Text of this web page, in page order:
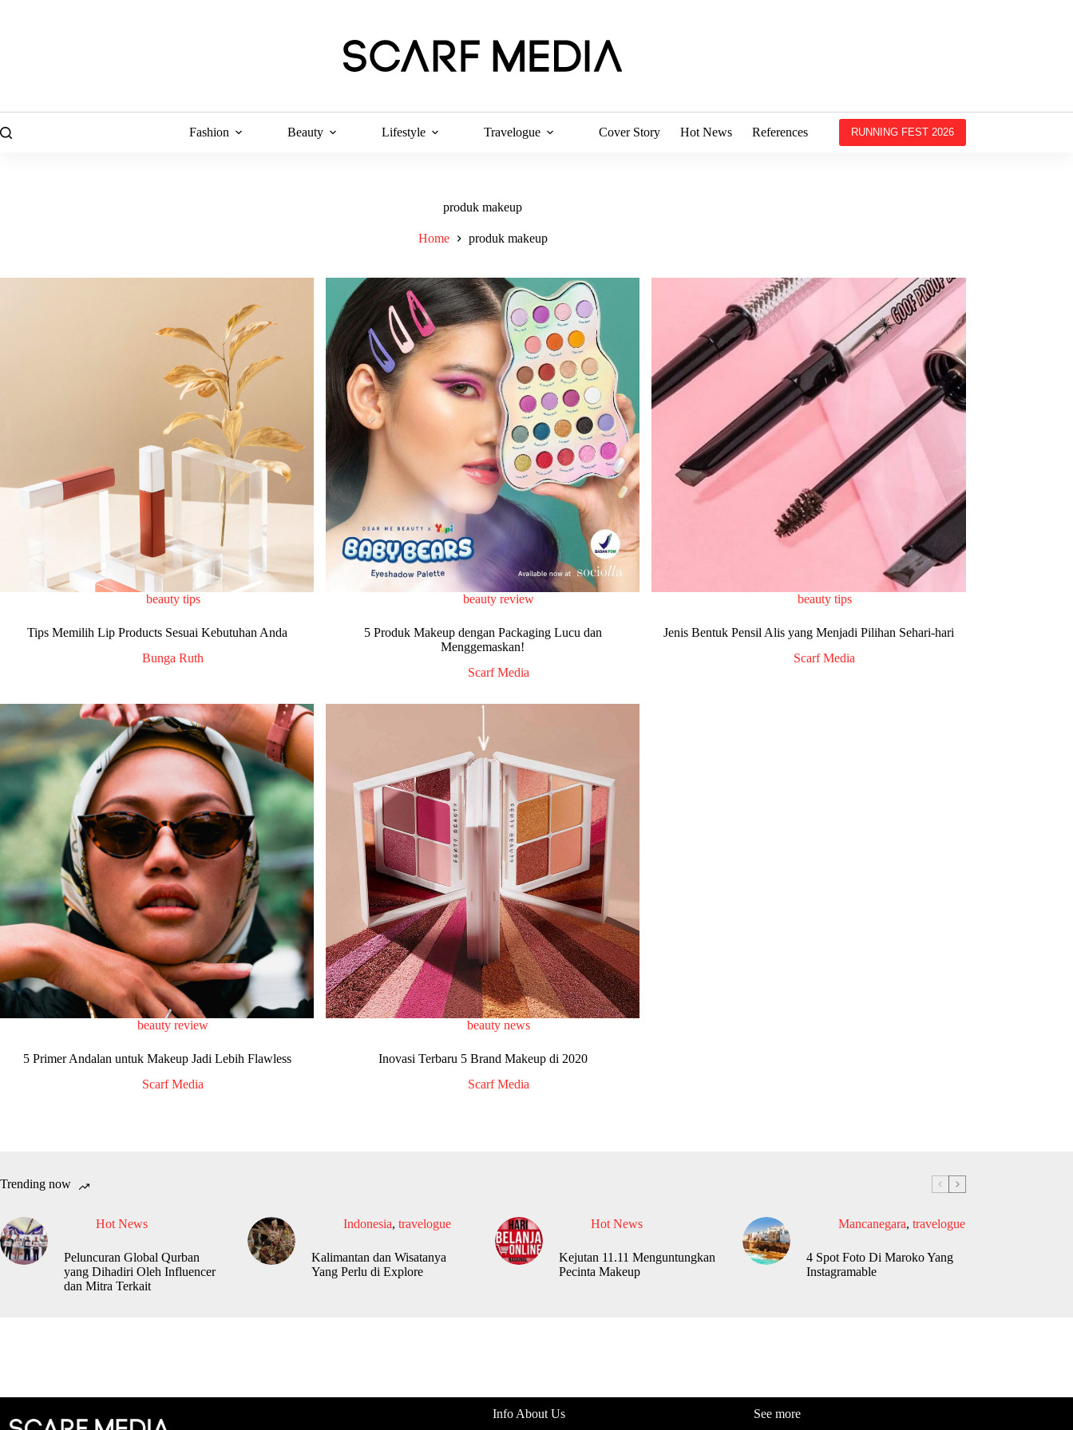
Fashion Beauty Lifestyle Travelogue Cover Story Hot News References RUNNING FEST 2026
produk makeup
Home produk makeup
beauty tips
Tips Memilih Lip Products Sesuai Kebutuhan Anda
Bunga Ruth
beauty review
5 Produk Makeup dengan Packaging Lucu dan
Menggemaskan!
Scarf Media
beauty tips
Jenis Bentuk Pensil Alis yang Menjadi Pilihan Sehari-hari
Scarf Media
beauty review
5 Primer Andalan untuk Makeup Jadi Lebih Flawless
Scarf Media
beauty news
Inovasi Terbaru 5 Brand Makeup di 2020
Scarf Media
Trending now
Hot News
Peluncuran Global Qurban
yang Dihadiri Oleh Influencer
dan Mitra Terkait
Indonesia, travelogue
Kalimantan dan Wisatanya
Yang Perlu di Explore
Hot News
Kejutan 11.11 Menguntungkan
Pecinta Makeup
Mancanegara, travelogue
4 Spot Foto Di Maroko Yang
Instagramable
Info About Us See more